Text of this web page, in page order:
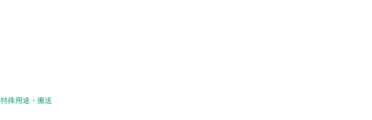
特殊用途・搬送